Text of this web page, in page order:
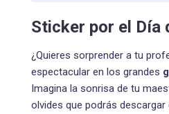
Sticker por el Día
¿Quieres sorprender a tu
espectacular en los grandes
Imagina la sonrisa de tu
olvides que podrás